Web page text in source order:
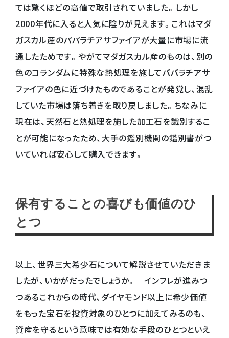
ては驚くほどの高値で取引されていました。しかし
2000年代に入ると人気に陰りが見えます。これはマダ
ガスカル産のパパラチアサファイアが大量に市場に流
通したためです。やがてマダガスカル産のものは、別の
色のコランダムに特殊な熱処理を施してパパラチアサ
ファイアの色に近づけたものであることが発覚し、混乱
していた市場は落ち着きを取り戻しました。ちなみに
現在は、天然石と熱処理を施した加工石を識別するこ
とが可能になったため、大手の鑑別機関の鑑別書がつ
いていれば安心して購入できます。
保有することの喜びも価値のひ
とつ
以上、世界三大希少石について解説させていただきま
したが、いかがだったでしょうか。 インフレが進みつ
つあるこれからの時代、ダイヤモンド以上に希少価値
をもった宝石を投資対象のひとつに加えてみるのも、
資産を守るという意味では有効な手段のひとつといえ